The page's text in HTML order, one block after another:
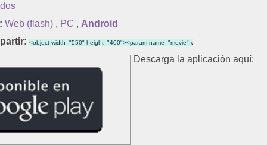
Web (flash) , PC , Android
Descarga la aplicación aquí: